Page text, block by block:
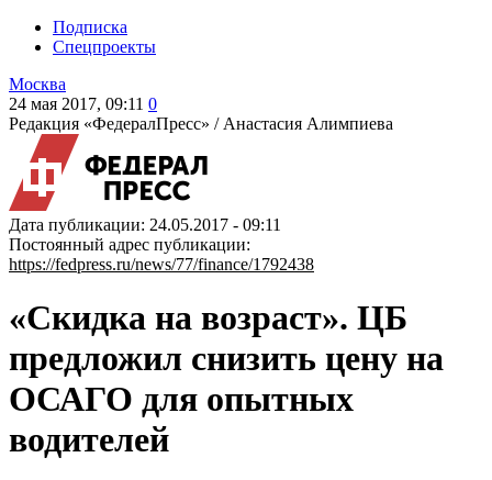
Подписка
Спецпроекты
Москва
24 мая 2017, 09:11 0
Редакция «ФедералПресс» / Анастасия Алимпиева
Дата публикации: 24.05.2017 - 09:11
Постоянный адрес публикации:
https://fedpress.ru/news/77/finance/1792438
«Скидка на возраст». ЦБ
предложил снизить цену на
ОСАГО для опытных
водителей